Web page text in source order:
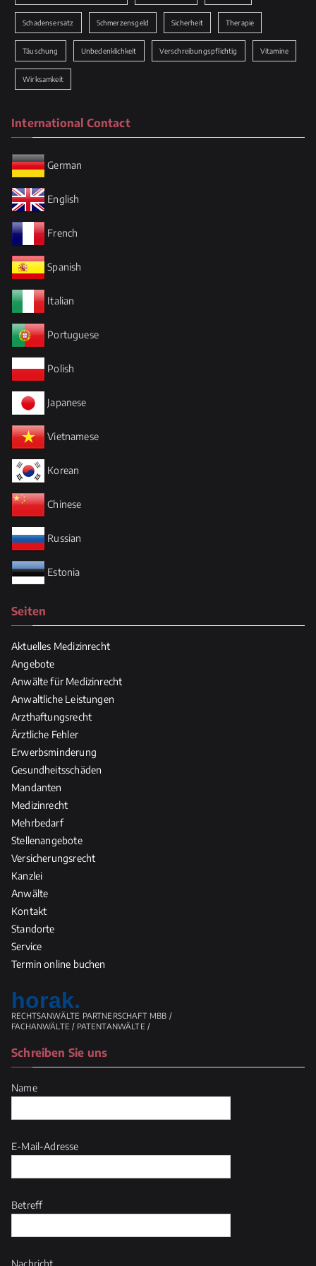
Schadensersatz Schmerzensgeld Sicherheit Therapie
Täuschung Unbedenklichkeit Verschreibungspflichtig Vitamine
Wirksamkeit
International Contact
German
English
French
Spanish
Italian
Portuguese
Polish
Japanese
Vietnamese
Korean
Chinese
Russian
Estonia
Seiten
Aktuelles Medizinrecht
Angebote
Anwälte für Medizinrecht
Anwaltliche Leistungen
Arzthaftungsrecht
Ärztliche Fehler
Erwerbsminderung
Gesundheitsschäden
Mandanten
Medizinrecht
Mehrbedarf
Stellenangebote
Versicherungsrecht
Kanzlei
Anwälte
Kontakt
Standorte
Service
Termin online buchen
horak.
RECHTSANWÄLTE PARTNERSCHAFT MBB /
FACHANWÄLTE / PATENTANWÄLTE /
Schreiben Sie uns
Name
E-Mail-Adresse
Betreff
Nachricht